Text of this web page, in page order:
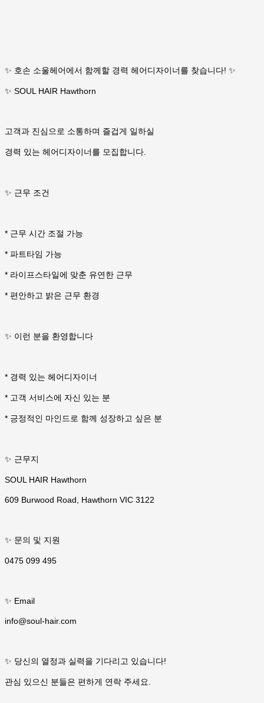
✨ 호손 소울헤어에서 함께할 경력 헤어디자이너를 찾습니다! ✨
✨ SOUL HAIR Hawthorn
고객과 진심으로 소통하며 즐겁게 일하실
경력 있는 헤어디자이너를 모집합니다.
✨ 근무 조건
* 근무 시간 조절 가능
* 파트타임 가능
* 라이프스타일에 맞춘 유연한 근무
* 편안하고 밝은 근무 환경
✨ 이런 분을 환영합니다
* 경력 있는 헤어디자이너
* 고객 서비스에 자신 있는 분
* 긍정적인 마인드로 함께 성장하고 싶은 분
✨ 근무지
SOUL HAIR Hawthorn
609 Burwood Road, Hawthorn VIC 3122
✨ 문의 및 지원
0475 099 495
✨ Email
info@soul-hair.com
✨ 당신의 열정과 실력을 기다리고 있습니다!
관심 있으신 분들은 편하게 연락 주세요.